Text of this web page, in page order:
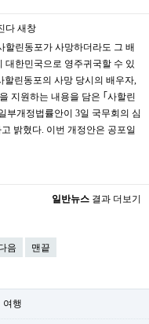
다 새창
할린동포가 사망하더라도 그 배
대한민국으로 영주귀국할 수 있
린동포의 사망 당시의 배우자,
지원하는 내용을 담은 ｢사할린
부개정법률안이 3일 국무회의 심
밝혔다. 이번 개정안은 공포일
일반뉴스 결과 더보기
음 맨끝
여행